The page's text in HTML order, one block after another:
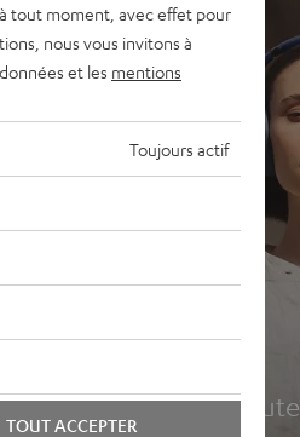
audio
son Teufel pour la route
tout moment, avec effet pour
nous vous invitons à
et les mentions
Toujours actif
TOUT ACCEPTER